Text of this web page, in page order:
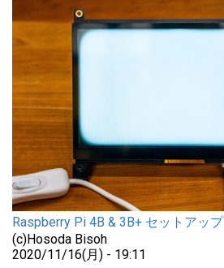
a
g
Raspberry Pi 4B & 3B+ セットアップ
(c)Hosoda Bisoh
2020/11/16(月) - 19:11